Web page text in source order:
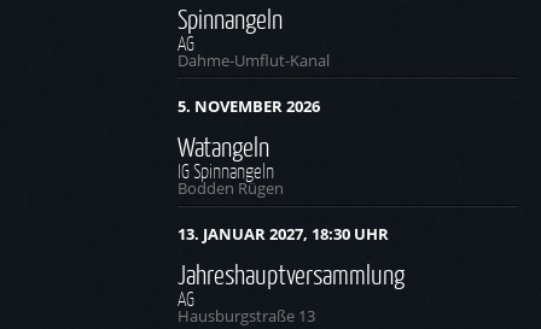
Spinnangeln
AG
Dahme-Umflut-Kanal
5. NOVEMBER 2026
Watangeln
IG Spinnangeln
Bodden Rügen
13. JANUAR 2027, 18:30 UHR
Jahreshauptversammlung
AG
Hausburgstraße 13